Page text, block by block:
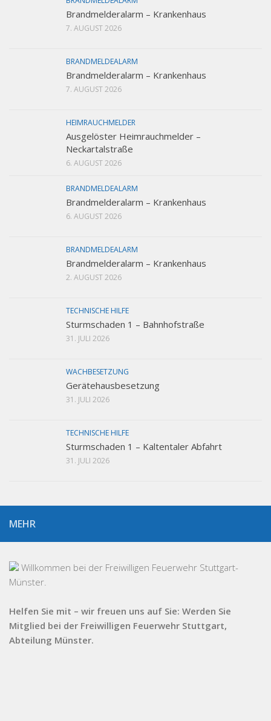
Brandmelderalarm – Krankenhaus
7. AUGUST 2026
BRANDMELDEALARM
Brandmelderalarm – Krankenhaus
7. AUGUST 2026
HEIMRAUCHMELDER
Ausgelöster Heimrauchmelder –
Neckartalstraße
6. AUGUST 2026
BRANDMELDEALARM
Brandmelderalarm – Krankenhaus
6. AUGUST 2026
BRANDMELDEALARM
Brandmelderalarm – Krankenhaus
2. AUGUST 2026
TECHNISCHE HILFE
Sturmschaden 1 – Bahnhofstraße
31. JULI 2026
WACHBESETZUNG
Gerätehausbesetzung
31. JULI 2026
TECHNISCHE HILFE
Sturmschaden 1 – Kaltentaler Abfahrt
31. JULI 2026
MEHR
Willkommen bei der Freiwilligen Feuerwehr Stuttgart-
Münster.
Helfen Sie mit – wir freuen uns auf Sie: Werden Sie
Mitglied bei der Freiwilligen Feuerwehr Stuttgart,
Abteilung Münster.